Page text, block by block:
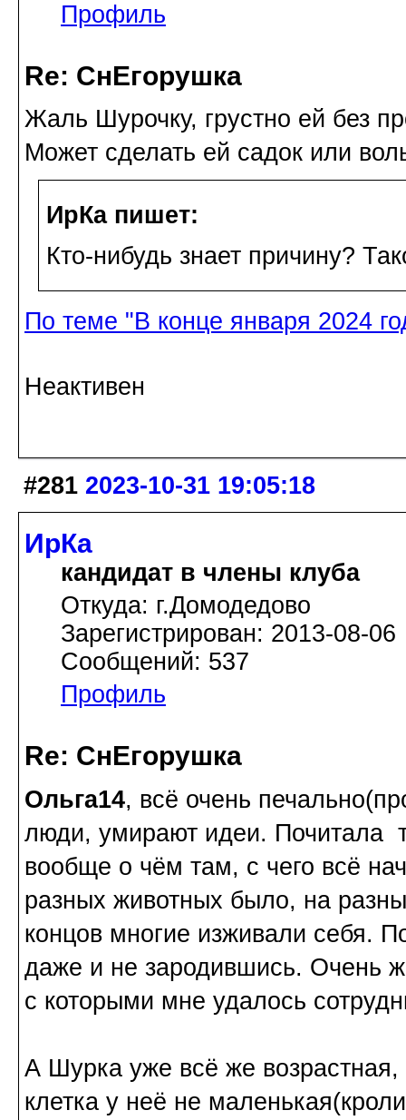
Профиль
Re: СнЕгорушка
Жаль Шурочку, грустно ей без
Может сделать ей садок или
ИрКа пишет:
Кто-нибудь знает причину?
По теме "В конце января 2024
Неактивен
#281 2023-10-31 19:05:18
ИрКа
кандидат в члены клуба
Откуда: г.Домодедово
Зарегистрирован: 2013-08-06
Сообщений: 537
Профиль
Re: СнЕгорушка
Ольга14, всё очень
люди, умирают идеи. Почитала
вообще о чём там, с чего всё
разных животных было, на
концов многие изживали себя.
даже и не зародившись. Очень
с которыми мне удалось
А Шурка уже всё же
клетка у неё не